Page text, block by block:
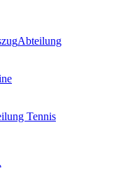
Abteilung
Tennis